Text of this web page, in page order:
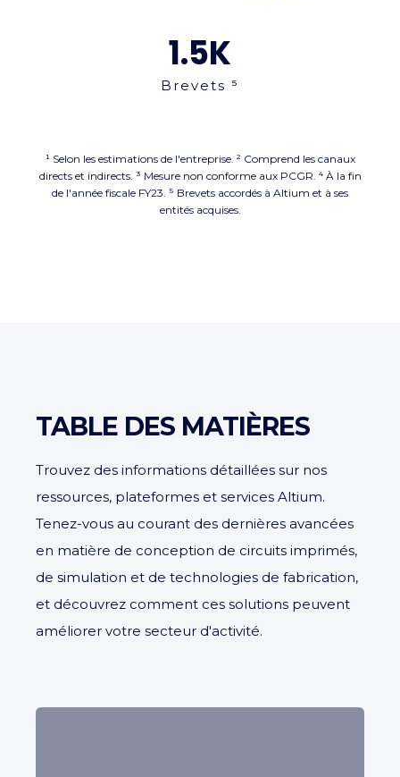
1.5K
Brevets ⁵
¹ Selon les estimations de l'entreprise. ² Comprend les canaux
directs et indirects. ³ Mesure non conforme aux PCGR. ⁴ À la fin
de l'année fiscale FY23. ⁵ Brevets accordés à Altium et à ses
entités acquises.
TABLE DES MATIÈRES
Trouvez des informations détaillées sur nos
ressources, plateformes et services Altium.
Tenez-vous au courant des dernières avancées
en matière de conception de circuits imprimés,
de simulation et de technologies de fabrication,
et découvrez comment ces solutions peuvent
améliorer votre secteur d'activité.